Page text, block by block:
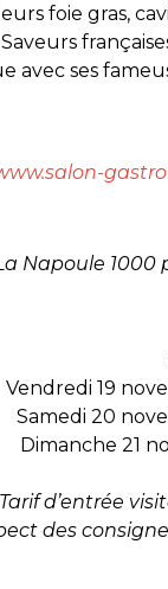
foie gras,
avec ses
Napoule 1000
Vendredi 19
Samedi 20
Dimanche 21
Tarif d’entrée
des